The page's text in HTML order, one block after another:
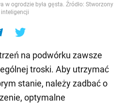
w ogrodzie była gęsta. Źródło: Stworzony
na podwórku zawsze
troski. Aby utrzymać
stanie, należy zadbać o
optymalne